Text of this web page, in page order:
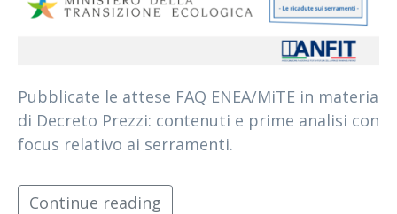
Pubblicate le attese FAQ ENEA/MiTE in materia
di Decreto Prezzi: contenuti e prime analisi con
focus relativo ai serramenti.
Continue reading